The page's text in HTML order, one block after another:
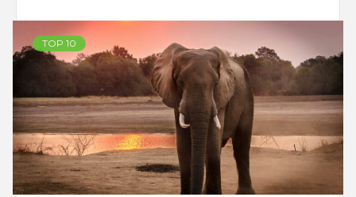
TOP 10